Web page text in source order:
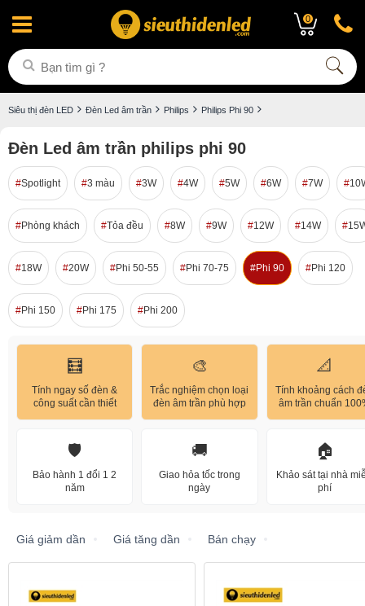
0
Siêu thị đèn LED Đèn Led âm trần Philips Philips Phi 90
Đèn Led âm trần philips phi 90
Spotlight 3 màu 3W 4W 5W 6W 7W
Phòng khách Tỏa đều 8W 9W 12W 14W
18W 20W Phi 50-55 Phi 70-75 Phi 90 Phi 120
Phi 150 Phi 175 Phi 200
🧮
Tính ngay số đèn &
công suất cần thiết
🎨
Trắc nghiệm chọn loại
đèn âm trần phù hợp
📐
Tính khoảng cách
âm trần chuẩn
🛡️
Bảo hành 1 đổi 1 2
năm
🚚
Giao hỏa tốc trong
ngày
🏠
Khảo sát tại nhà
phí
Giá giảm dần Giá tăng dần Bán chạy